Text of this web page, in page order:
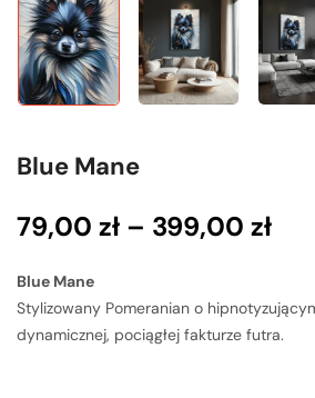
Blue Mane
79,00 zł – 399,00 zł
Blue Mane
Stylizowany Pomeranian o
dynamicznej, pociągłej fakturze futra.